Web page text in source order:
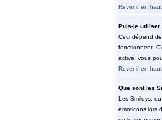
Revenir en haut
Puis-je utiliser
Ceci dépend
fonctionnent.
activé, vous
Revenir en haut
Que sont les
Les Smileys,
emoticons lors